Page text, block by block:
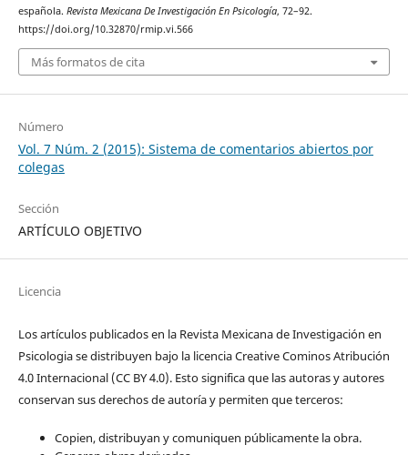
española. Revista Mexicana De Investigación En Psicología, 72–92.
https://doi.org/10.32870/rmip.vi.566
Más formatos de cita
Número
Vol. 7 Núm. 2 (2015): Sistema de comentarios abiertos por
colegas
Sección
ARTÍCULO OBJETIVO
Licencia
Los artículos publicados en la Revista Mexicana de Investigación en
Psicologia se distribuyen bajo la licencia Creative Cominos Atribución
4.0 Internacional (CC BY 4.0). Esto significa que las autoras y autores
conservan sus derechos de autoría y permiten que terceros:
Copien, distribuyan y comuniquen públicamente la obra.